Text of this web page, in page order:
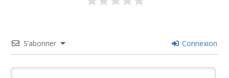
S’abonner Connexion